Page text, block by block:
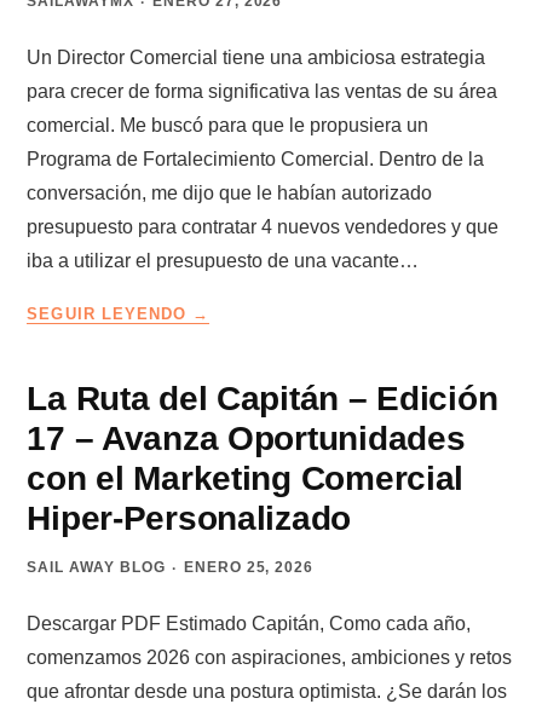
SOLOS
Un Director Comercial tiene una ambiciosa estrategia
para crecer de forma significativa las ventas de su área
comercial. Me buscó para que le propusiera un
Programa de Fortalecimiento Comercial. Dentro de la
conversación, me dijo que le habían autorizado
presupuesto para contratar 4 nuevos vendedores y que
iba a utilizar el presupuesto de una vacante…
SEGUIR LEYENDO
CON
UNA
VACANTE
DE
VENDEDOR
La Ruta del Capitán – Edición
17 – Avanza Oportunidades
con el Marketing Comercial
Hiper-Personalizado
SAIL AWAY BLOG ENERO 25, 2026
Descargar PDF Estimado Capitán, Como cada año,
comenzamos 2026 con aspiraciones, ambiciones y retos
que afrontar desde una postura optimista. ¿Se darán los